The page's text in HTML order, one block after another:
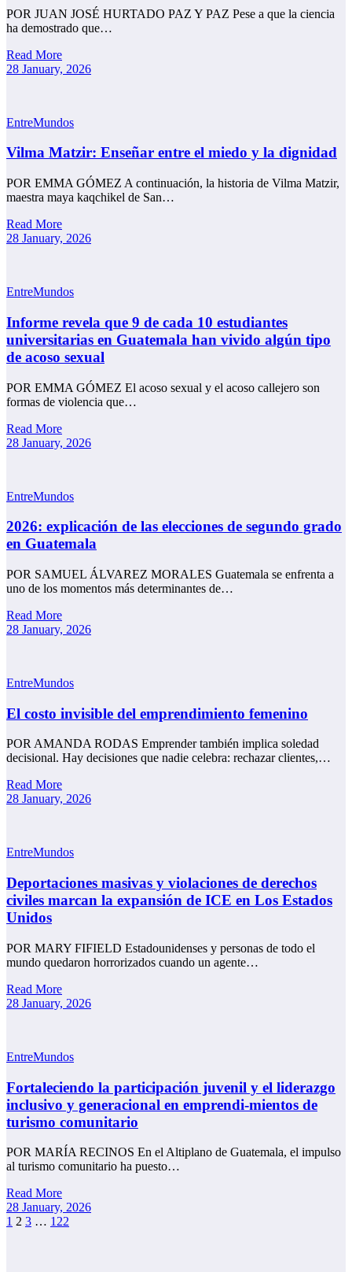
POR JUAN JOSÉ HURTADO PAZ Y PAZ Pese a que la ciencia
ha demostrado que…
Read More
28 January, 2026
EntreMundos
Vilma Matzir: Enseñar entre el miedo y la dignidad
POR EMMA GÓMEZ A continuación, la historia de Vilma Matzir,
maestra maya kaqchikel de San…
Read More
28 January, 2026
EntreMundos
Informe revela que 9 de cada 10 estudiantes
universitarias en Guatemala han vivido algún tipo
de acoso sexual
POR EMMA GÓMEZ El acoso sexual y el acoso callejero son
formas de violencia que…
Read More
28 January, 2026
EntreMundos
2026: explicación de las elecciones de segundo grado
en Guatemala
POR SAMUEL ÁLVAREZ MORALES Guatemala se enfrenta a
uno de los momentos más determinantes de…
Read More
28 January, 2026
EntreMundos
El costo invisible del emprendimiento femenino
POR AMANDA RODAS Emprender también implica soledad
decisional. Hay decisiones que nadie celebra: rechazar clientes,…
Read More
28 January, 2026
EntreMundos
Deportaciones masivas y violaciones de derechos
civiles marcan la expansión de ICE en Los Estados
Unidos
POR MARY FIFIELD Estadounidenses y personas de todo el
mundo quedaron horrorizados cuando un agente…
Read More
28 January, 2026
EntreMundos
Fortaleciendo la participación juvenil y el liderazgo
inclusivo y generacional en emprendi-mientos de
turismo comunitario
POR MARÍA RECINOS En el Altiplano de Guatemala, el impulso
al turismo comunitario ha puesto…
Read More
28 January, 2026
Posts
1 2 3 … 122